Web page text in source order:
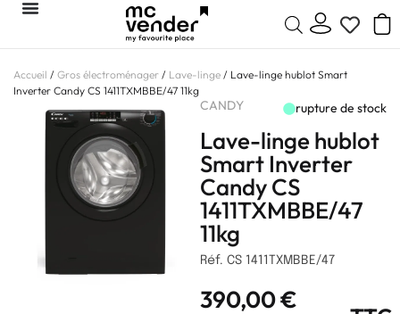
Accueil / Gros électroménager / Lave-linge / Lave-linge hublot Smart
Inverter Candy CS 1411TXMBBE/47 11kg
CANDY rupture de stock
Lave-linge hublot
Smart Inverter
Candy CS
1411TXMBBE/47
11kg
Réf. CS 1411TXMBBE/47
390,00€